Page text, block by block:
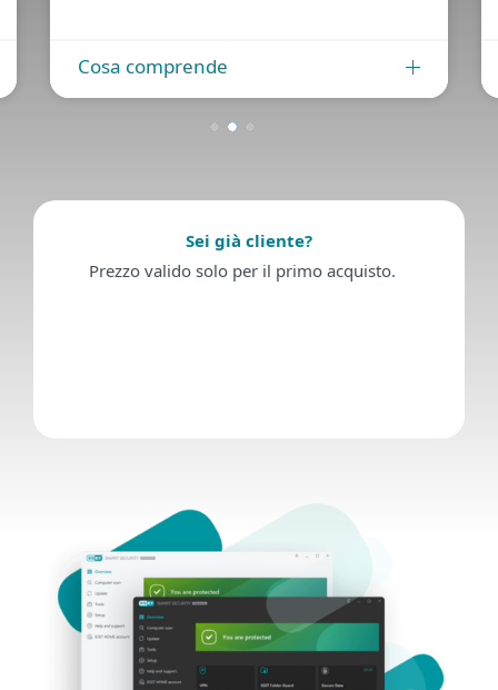
Cosa comprende
Sei già cliente?
Prezzo valido solo per il primo acquisto.